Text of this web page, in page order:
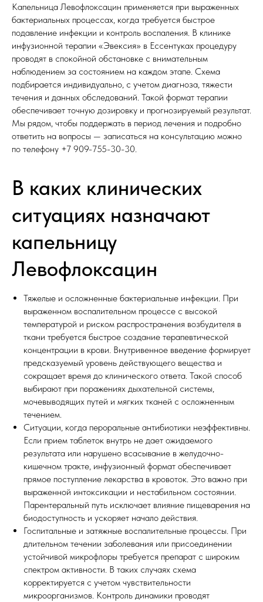
Капельница Левофлоксацин применяется при выраженных
бактериальных процессах, когда требуется быстрое
подавление инфекции и контроль воспаления. В клинике
инфузионной терапии «Эвексия» в Ессентуках процедуру
проводят в спокойной обстановке с внимательным
наблюдением за состоянием на каждом этапе. Схема
подбирается индивидуально, с учетом диагноза, тяжести
течения и данных обследований. Такой формат терапии
обеспечивает точную дозировку и прогнозируемый результат.
Мы рядом, чтобы поддержать в период лечения и подробно
ответить на вопросы — записаться на консультацию можно
по телефону +7 909-755-30-30.
В каких клинических
ситуациях назначают
капельницу
Левофлоксацин
Тяжелые и осложненные бактериальные инфекции. При
выраженном воспалительном процессе с высокой
температурой и риском распространения возбудителя в
ткани требуется быстрое создание терапевтической
концентрации в крови. Внутривенное введение формирует
предсказуемый уровень действующего вещества и
сокращает время до клинического ответа. Такой способ
выбирают при поражениях дыхательной системы,
мочевыводящих путей и мягких тканей с осложненным
течением.
Ситуации, когда пероральные антибиотики неэффективны.
Если прием таблеток внутрь не дает ожидаемого
результата или нарушено всасывание в желудочно-
кишечном тракте, инфузионный формат обеспечивает
прямое поступление лекарства в кровоток. Это важно при
выраженной интоксикации и нестабильном состоянии.
Парентеральный путь исключает влияние пищеварения на
биодоступность и ускоряет начало действия.
Госпитальные и затяжные воспалительные процессы. При
длительном течении заболевания или присоединении
устойчивой микрофлоры требуется препарат с широким
спектром активности. В таких случаях схема
корректируется с учетом чувствительности
микроорганизмов. Контроль динамики проводят